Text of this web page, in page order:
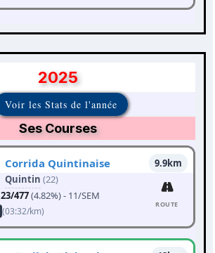
2025
Voir les Stats de l'année
Ses Courses
Corrida Quintinaise
9.9km
Quintin (22)
23/477(4.82%) - 11/SEM
(03:32/km)
ROUTE